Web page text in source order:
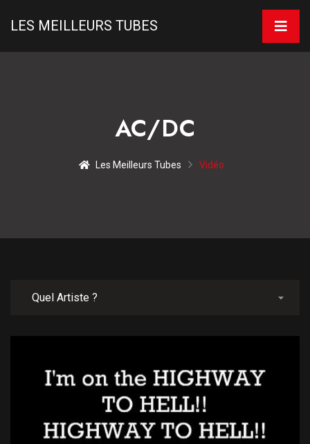
LES MEILLEURS TUBES
AC/DC
Les Meilleurs Tubes Vidéo